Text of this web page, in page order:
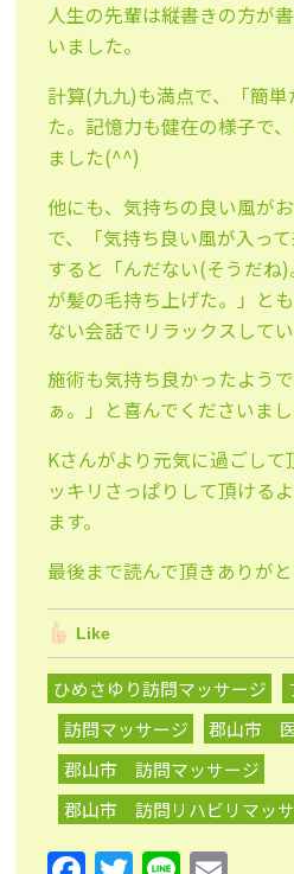
人生の先輩は縦書きの方が
いました。
計算(九九)も満点で、「簡
た。記憶力も健在の様子で
ました(^^)
他にも、気持ちの良い風が
で、「気持ち良い風が入っ
すると「んだない(そうだね
が髪の毛持ち上げた。」と
ない会話でリラックスして
施術も気持ち良かったよう
ぁ。」と喜んでくださいまし
Kさんがより元気に過ごし
ッキリさっぱりして頂ける
ます。
最後まで読んで頂きありが
Like
ひめさゆり訪問マッサージ
訪問マッサージ
郡山市
郡山市 訪問マッサージ
郡山市 訪問リハビリマッ